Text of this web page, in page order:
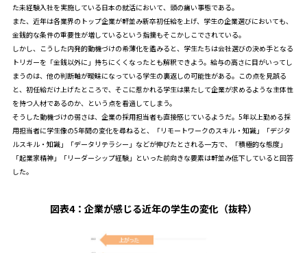
た未経験入社を実施している日本の就活において、頭の痛い事態である。
また、近年は各業界のトップ企業が軒並み新卒初任給を上げ、学生の企業選びにおいても、
金銭的な条件の重要性が増しているという指摘もそこかしこでされている。
しかし、こうした内発的動機づけの希薄化を鑑みると、学生たちは会社選びの決め手となる
トリガーを「金銭以外に」持ちにくくなったとも解釈できよう。給与の高さに目がいってし
まうのは、他の判断軸が曖昧になっている学生の裏返しの可能性がある。この点を見誤る
と、初任給だけ上げたところで、そこに惹かれる学生は果たして企業が求めるような主体性
を持つ人材であるのか、という点を看過してしまう。
そうした動機づけの弱さは、企業の採用担当者も直接感じているようだ。5年以上勤める採
用担当者に学生像の5年間の変化を尋ねると、「リモートワークのスキル・知識」「デジタ
ルスキル・知識」「データリテラシー」などが伸びたとされる一方で、「積極的な態度」
「起業家精神」「リーダーシップ経験」といった前向きな要素は軒並み低下していると回答
した。
図表4： 企業が感じる近年の学生の変化（抜粋）